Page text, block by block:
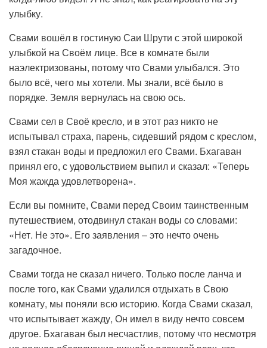
улыбку.
Свами вошёл в гостиную Саи Шрути с этой широкой
улыбкой на Своём лице. Все в комнате были
наэлектризованы, потому что Свами улыбался. Это
было всё, чего мы хотели. Мы знали, всё было в
порядке. Земля вернулась на свою ось.
Свами сел в Своё кресло, и в этот раз никто не
испытывал страха, парень, сидевший рядом с креслом,
взял стакан воды и предложил его Свами. Бхагаван
принял его, с удовольствием выпил и сказал: «Теперь
Моя жажда удовлетворена».
Если вы помните, Свами перед Своим таинственным
путешествием, отодвинул стакан воды со словами:
«Нет. Не это». Его заявления – это нечто очень
загадочное.
Свами тогда не сказал ничего. Только после ланча и
после того, как Свами удалился отдыхать в Свою
комнату, мы поняли всю историю. Когда Свами сказал,
что испытывает жажду, Он имел в виду нечто совсем
другое. Бхагаван был несчастлив, потому что несмотря